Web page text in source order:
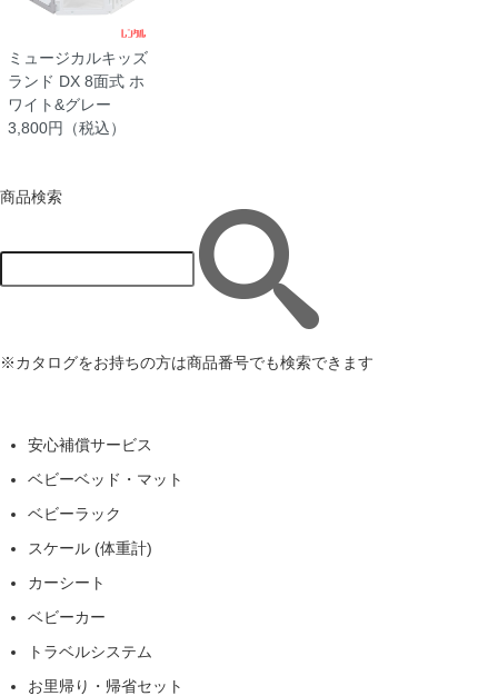
ミュージカルキッズ
ランド DX 8面式 ホ
ワイト&グレー
3,800円（税込）
商品検索
※カタログをお持ちの方は商品番号でも検索できます
安心補償サービス
ベビーベッド・マット
ベビーラック
スケール (体重計)
カーシート
ベビーカー
トラベルシステム
お里帰り・帰省セット